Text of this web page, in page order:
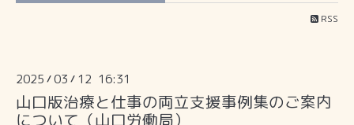
RSS
2025 /03 / 12 16:31
山口版治療と仕事の両立支援事例集のご案内
について（山口労働局）